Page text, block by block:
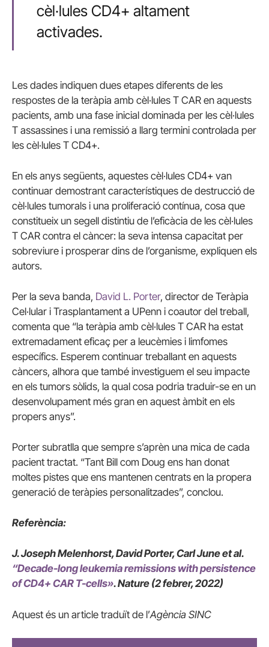
cèl·lules CD4+ altament
activades.
Les dades indiquen dues etapes diferents de les
respostes de la teràpia amb cèl·lules T CAR en aquests
pacients, amb una fase inicial dominada per les cèl·lules
T assassines i una remissió a llarg termini controlada per
les cèl·lules T CD4+.
En els anys següents, aquestes cèl·lules CD4+ van
continuar demostrant característiques de destrucció de
cèl·lules tumorals i una proliferació contínua, cosa que
constitueix un segell distintiu de l’eficàcia de les cèl·lules
T CAR contra el càncer: la seva intensa capacitat per
sobreviure i prosperar dins de l’organisme, expliquen els
autors.
Per la seva banda, David L. Porter, director de Teràpia
Cel·lular i Trasplantament a UPenn i coautor del treball,
comenta que “la teràpia amb cèl·lules T CAR ha estat
extremadament eficaç per a leucèmies i limfomes
específics. Esperem continuar treballant en aquests
càncers, alhora que també investiguem el seu impacte
en els tumors sòlids, la qual cosa podria traduir-se en un
desenvolupament més gran en aquest àmbit en els
propers anys”.
Porter subratlla que sempre s’aprèn una mica de cada
pacient tractat. “Tant Bill com Doug ens han donat
moltes pistes que ens mantenen centrats en la propera
generació de teràpies personalitzades”, conclou.
Referència:
J. Joseph Melenhorst, David Porter, Carl June et al.
“Decade-long leukemia remissions with persistence
of CD4+ CAR T-cells». Nature (2 febrer, 2022)
Aquest és un article traduït de l’Agència SINC